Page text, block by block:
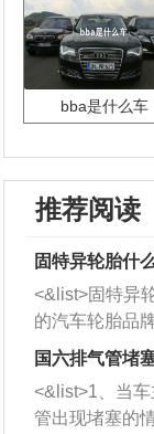
bba是什么车
推荐阅读
固特异轮胎什
<&list>固特异
的汽车轮胎品
牌，但是中高
也是为了更好
国六排气管堵
<&list>1、当
管出现堵塞的